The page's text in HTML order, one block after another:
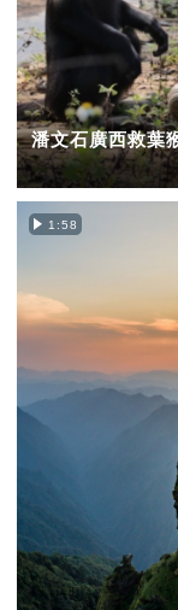
潘文石廣西救葉
1:58